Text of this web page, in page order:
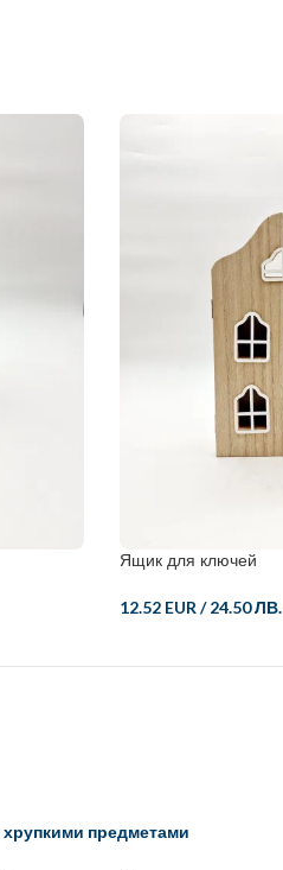
Ящик для ключей
12.52 EUR/24.50 ЛВ.
хрупкими предметами